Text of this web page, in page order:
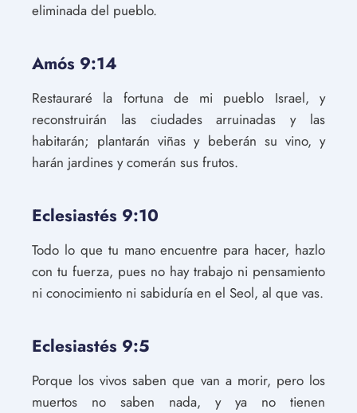
eliminada del pueblo.
Amós 9:14
Restauraré la fortuna de mi pueblo Israel, y
reconstruirán las ciudades arruinadas y las
habitarán; plantarán viñas y beberán su vino, y
harán jardines y comerán sus frutos.
Eclesiastés 9:10
Todo lo que tu mano encuentre para hacer, hazlo
con tu fuerza, pues no hay trabajo ni pensamiento
ni conocimiento ni sabiduría en el Seol, al que vas.
Eclesiastés 9:5
Porque los vivos saben que van a morir, pero los
muertos no saben nada, y ya no tienen